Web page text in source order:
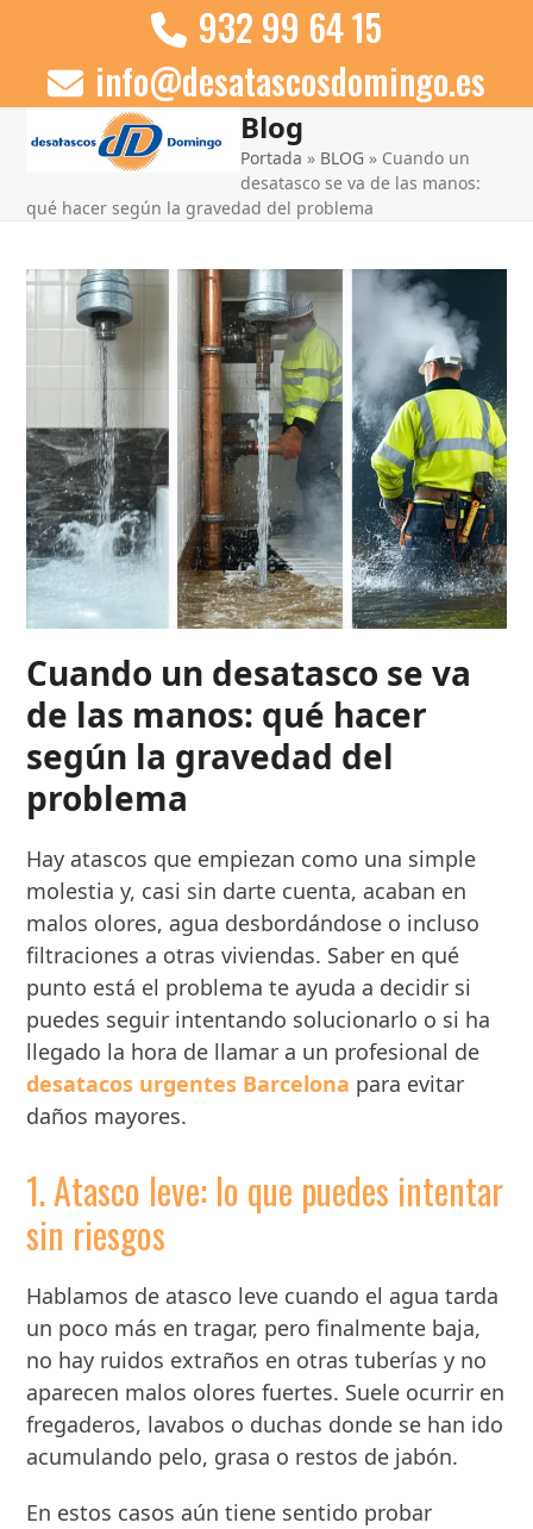
content
932 99 64 15
info@desatascosdomingo.es
mobile
menu
mobile
menu
Blog
Portada » BLOG » Cuando un
desatasco se va de las manos:
qué hacer según la gravedad del problema
Cuando un desatasco se va
de las manos: qué hacer
según la gravedad del
problema
Hay atascos que empiezan como una simple
molestia y, casi sin darte cuenta, acaban en
malos olores, agua desbordándose o incluso
filtraciones a otras viviendas. Saber en qué
punto está el problema te ayuda a decidir si
puedes seguir intentando solucionarlo o si ha
llegado la hora de llamar a un profesional de
desatacos urgentes Barcelona para evitar
daños mayores.
1. Atasco leve: lo que puedes intentar
sin riesgos
Hablamos de atasco leve cuando el agua tarda
un poco más en tragar, pero finalmente baja,
no hay ruidos extraños en otras tuberías y no
aparecen malos olores fuertes. Suele ocurrir en
fregaderos, lavabos o duchas donde se han ido
acumulando pelo, grasa o restos de jabón.
En estos casos aún tiene sentido probar